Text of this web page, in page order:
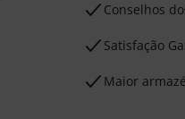
Conselhos
Satisfação
Maior